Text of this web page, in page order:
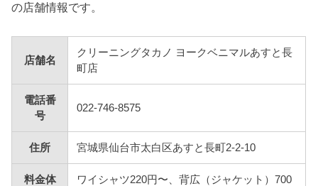
の店舗情報です。
店舗名
クリーニングタカノ ヨークベニマルあすと長
町店
電話番
号
022-746-8575
住所 宮城県仙台市太白区あすと長町2-2-10
料金体
ワイシャツ220円〜、背広（ジャケット）700